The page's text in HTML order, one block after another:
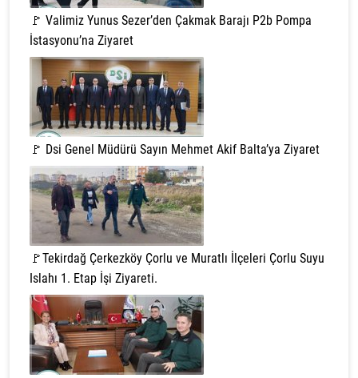
🚩 Valimiz Yunus Sezer’den Çakmak Barajı P2b Pompa
İstasyonu’na Ziyaret
🚩 Dsi Genel Müdürü Sayın Mehmet Akif Balta’ya Ziyaret
🚩Tekirdağ Çerkezköy Çorlu ve Muratlı İlçeleri Çorlu Suyu
Islahı 1. Etap İşi Ziyareti.